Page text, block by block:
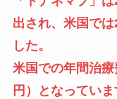
出され、米国で
した。
米国での年間治
円）となっていま